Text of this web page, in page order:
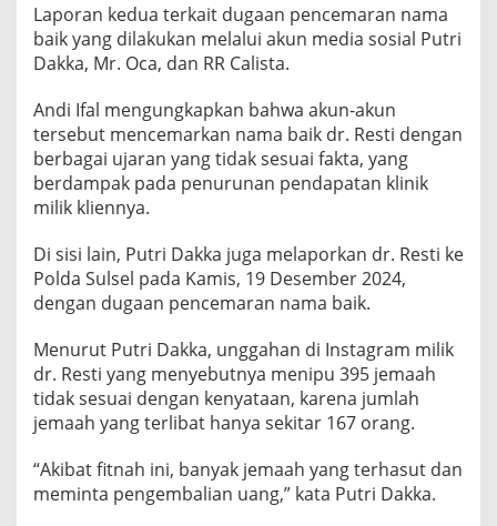
Laporan kedua terkait dugaan pencemaran nama
baik yang dilakukan melalui akun media sosial Putri
Dakka, Mr. Oca, dan RR Calista.
Andi Ifal mengungkapkan bahwa akun-akun
tersebut mencemarkan nama baik dr. Resti dengan
berbagai ujaran yang tidak sesuai fakta, yang
berdampak pada penurunan pendapatan klinik
milik kliennya.
Di sisi lain, Putri Dakka juga melaporkan dr. Resti ke
Polda Sulsel pada Kamis, 19 Desember 2024,
dengan dugaan pencemaran nama baik.
Menurut Putri Dakka, unggahan di Instagram milik
dr. Resti yang menyebutnya menipu 395 jemaah
tidak sesuai dengan kenyataan, karena jumlah
jemaah yang terlibat hanya sekitar 167 orang.
“Akibat fitnah ini, banyak jemaah yang terhasut dan
meminta pengembalian uang,” kata Putri Dakka.